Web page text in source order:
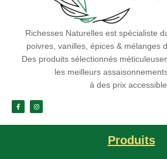
Richesses Naturelles est spécialiste
poivres, vanilles, épices & mélanges
Des produits sélectionnés
les meilleurs
à des prix
Produits